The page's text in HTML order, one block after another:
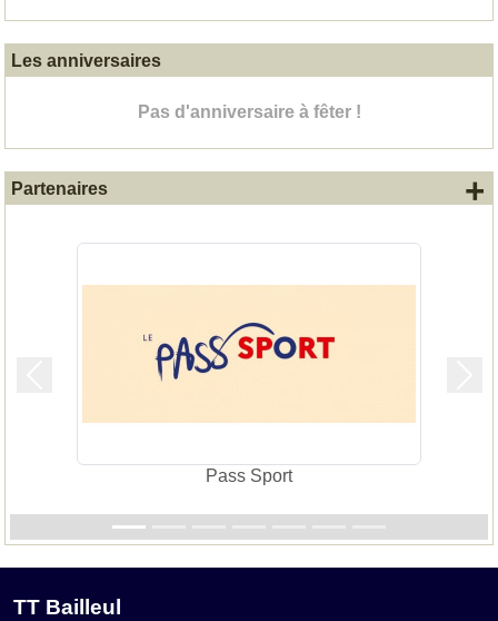
Les anniversaires
Pas d'anniversaire à fêter !
Partenaires
Pass Sport
+
TT Bailleul